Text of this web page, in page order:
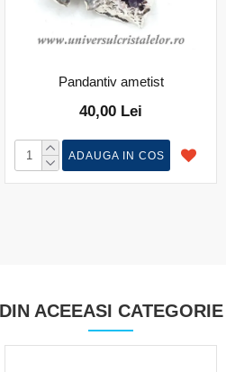
Pandantiv ametist
40,00 Lei
ADAUGA IN COS
DIN ACEEASI CATEGORIE